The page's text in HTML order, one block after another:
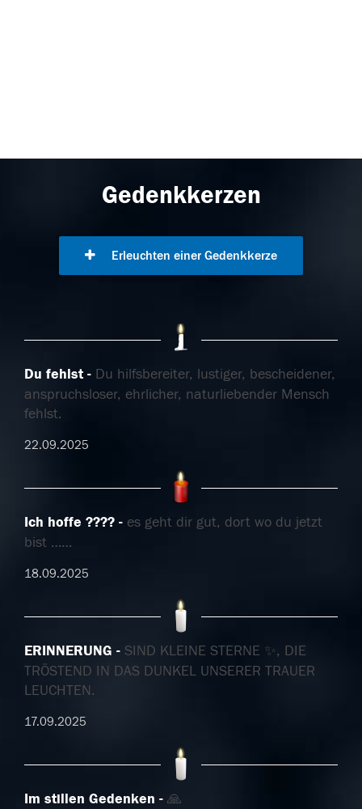
Gedenkkerzen
Erleuchten einer Gedenkkerze
Du fehlst
Du hilfsbereiter, lustiger, bescheidener,
anspruchsloser, ehrlicher, naturliebender Mensch
fehlst.
22.09.2025
Ich hoffe ????
es geht dir gut, dort wo du jetzt
bist ……
18.09.2025
ERINNERUNG
SIND KLEINE STERNE ✨, DIE
TRÖSTEND IN DAS DUNKEL UNSERER TRAUER
LEUCHTEN.
17.09.2025
Im stillen Gedenken 🙏